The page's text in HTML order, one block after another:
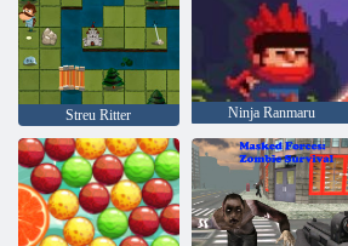
Streu Ritter Ninja Ranmaru